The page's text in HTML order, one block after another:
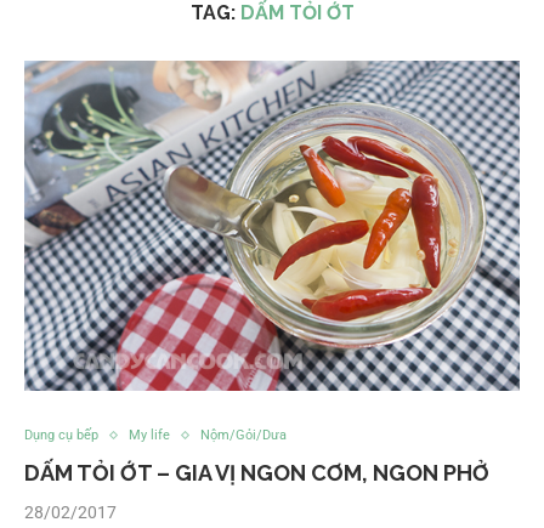
TAG: DẤM TỎI ỚT
Dụng cụ bếp My life Nộm/Gỏi/Dưa
DẤM TỎI ỚT – GIA VỊ NGON CƠM, NGON PHỞ
28/02/2017